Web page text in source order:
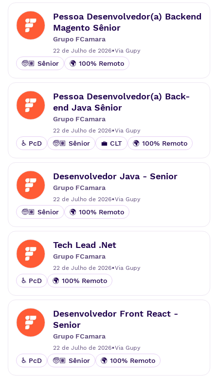
Pessoa Desenvolvedor(a) Backend
Magento Sênior
Grupo FCamara
22 de Julho de 2026•Via Gupy
🧓🏽 Sênior 🌍 100% Remoto
Pessoa Desenvolvedor(a) Back-
end Java Sênior
Grupo FCamara
22 de Julho de 2026•Via Gupy
♿ PcD 🧓🏽 Sênior 💼 CLT 🌍 100% Remoto
Desenvolvedor Java - Senior
Grupo FCamara
22 de Julho de 2026•Via Gupy
🧓🏽 Sênior 🌍 100% Remoto
Tech Lead .Net
Grupo FCamara
22 de Julho de 2026•Via Gupy
♿ PcD 🌍 100% Remoto
Desenvolvedor Front React -
Senior
Grupo FCamara
22 de Julho de 2026•Via Gupy
♿ PcD 🧓🏽 Sênior 🌍 100% Remoto